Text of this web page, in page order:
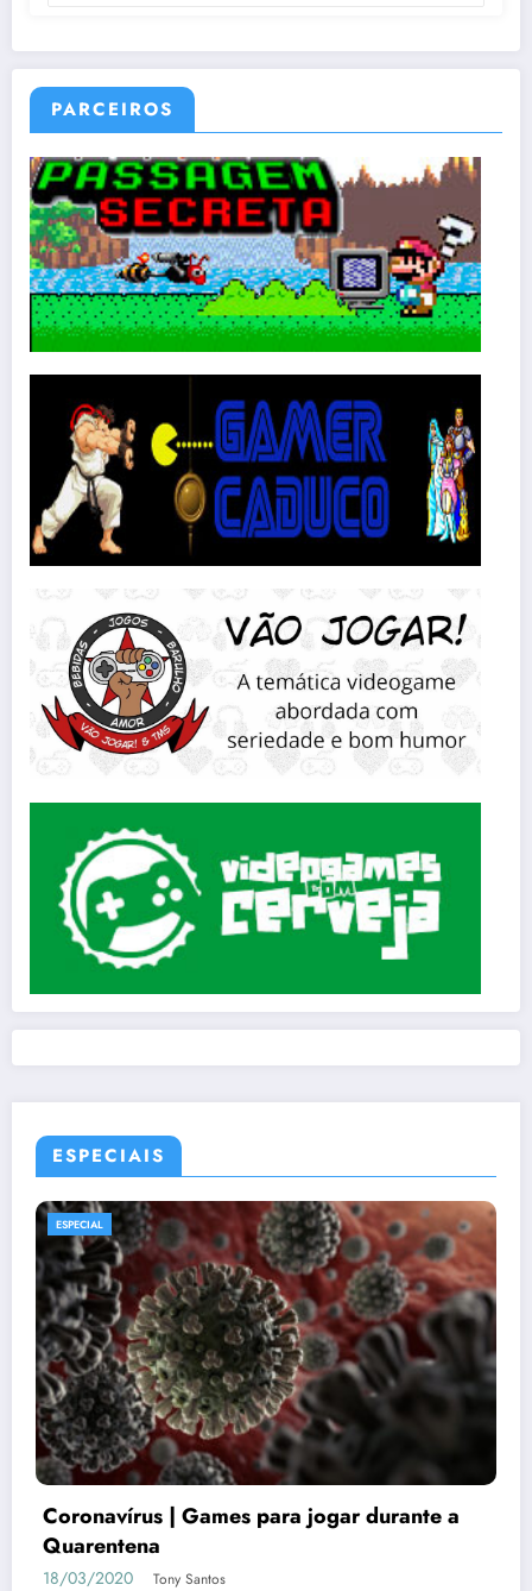
PARCEIROS
ESPECIAIS
ESPECIAL
Coronavírus | Games para jogar durante a
Quarentena
18/03/2020 Tony Santos